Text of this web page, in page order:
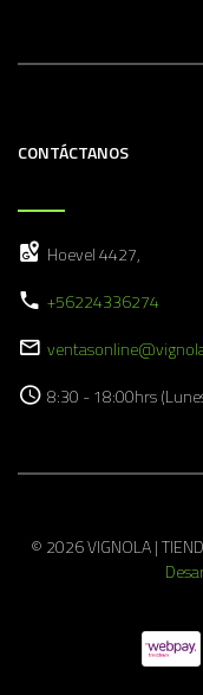
CONTÁCTANOS
Hoevel 4427,
+56224336274
8:30 - 18:00hrs
© 2026 VIGNOLA |